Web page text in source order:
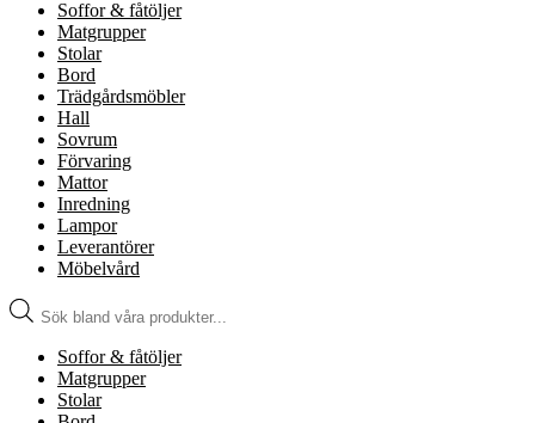
Soffor & fåtöljer
Matgrupper
Stolar
Bord
Trädgårdsmöbler
Hall
Sovrum
Förvaring
Mattor
Inredning
Lampor
Leverantörer
Möbelvård
Produktsökning
Soffor & fåtöljer
Matgrupper
Stolar